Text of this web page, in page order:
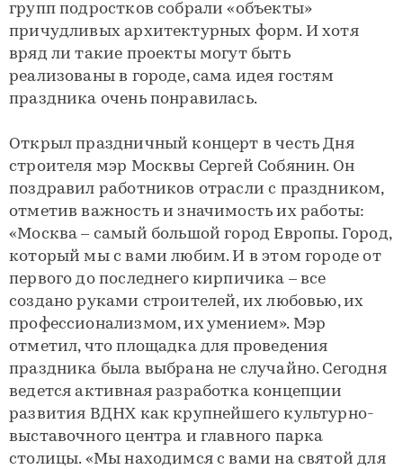
групп подростков собрали «объекты»
причудливых архитектурных форм. И хотя
вряд ли такие проекты могут быть
реализованы в городе, сама идея гостям
праздника очень понравилась.
Открыл праздничный концерт в честь Дня
строителя мэр Москвы Сергей Собянин. Он
поздравил работников отрасли с праздником,
отметив важность и значимость их работы:
«Москва – самый большой город Европы. Город,
который мы с вами любим. И в этом городе от
первого до последнего кирпичика – все
создано руками строителей, их любовью, их
профессионализмом, их умением». Мэр
отметил, что площадка для проведения
праздника была выбрана не случайно. Сегодня
ведется активная разработка концепции
развития ВДНХ как крупнейшего культурно-
выставочного центра и главного парка
столицы. «Мы находимся с вами на святой для